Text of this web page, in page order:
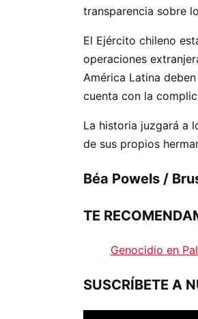
transparencia sobre
El Ejército chileno
operaciones
América Latina
cuenta con la
La historia juzgará a
de sus propios
Béa Powels /
TE
Genocidio en
SUSCRÍBETE A